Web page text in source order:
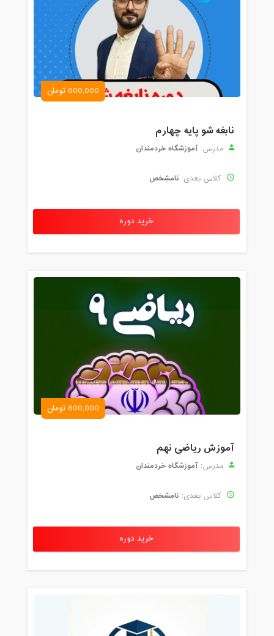
600,000 تومان
نابغه شو پایه چهارم
مدرس: آموزشگاه خردمندان
کلاس بعدی: نامشخص
خرید دوره
600,000 تومان
آموزش ریاضی نهم
مدرس: آموزشگاه خردمندان
کلاس بعدی: نامشخص
خرید دوره